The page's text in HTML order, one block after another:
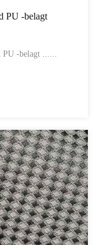
PU -belagt